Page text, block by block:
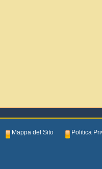
Mappa del Sito Politica